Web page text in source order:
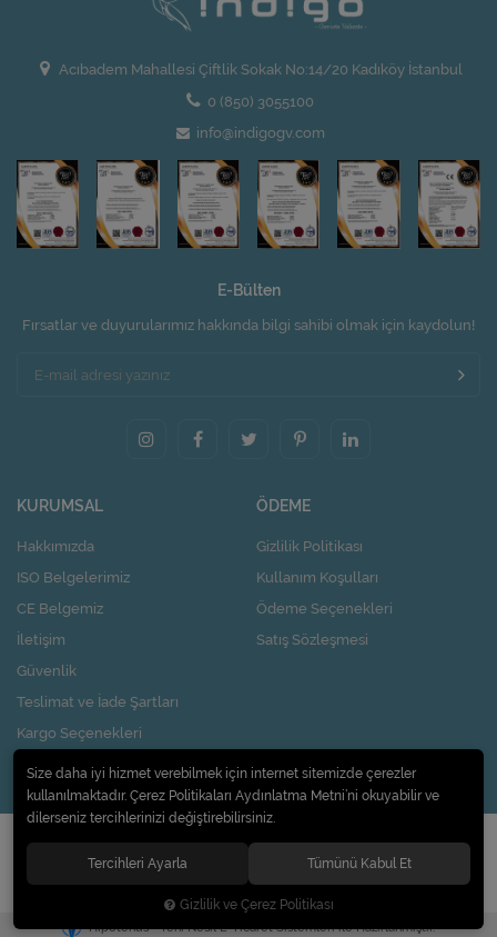
Acıbadem Mahallesi Çiftlik Sokak No:14/20 Kadıköy İstanbul
0 (850) 3055100
info@indigogv.com
E-Bülten
Fırsatlar ve duyurularımız hakkında bilgi sahibi olmak için kaydolun!
KURUMSAL
Hakkımızda
ISO Belgelerimiz
CE Belgemiz
İletişim
Güvenlik
Teslimat ve İade Şartları
Kargo Seçenekleri
Nasıl Kupon Kazanırım?
ÖDEME
Gizlilik Politikası
Kullanım Koşulları
Ödeme Seçenekleri
Satış Sözleşmesi
© 2020Pi Design İç ve Dış Ticaret Limited Şirketi. Tüm hakları saklıdır.
Hipotenüs Yeni Nesil E-Ticaret Sistemleri ile Hazırlanmıştır.
Size daha iyi hizmet verebilmek için internet sitemizde çerezler
kullanılmaktadır. Çerez Politikaları Aydınlatma Metni’ni okuyabilir ve
dilerseniz tercihlerinizi değiştirebilirsiniz.
Tercihleri Ayarla Tümünü Kabul Et
Gizlilik ve Çerez Politikası